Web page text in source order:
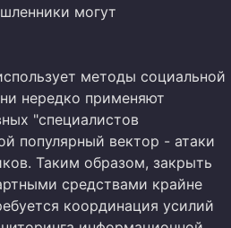
могут
методы социальной
нередко применяют
"специалистов
популярный вектор - атаки
Таким образом, закрыть
средствами крайне
координация усилий